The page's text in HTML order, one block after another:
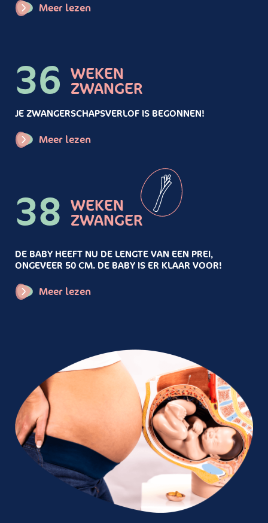
Meer lezen
36 WEKEN
ZWANGER
JE ZWANGERSCHAPSVERLOF IS BEGONNEN!
Meer lezen
38 WEKEN
ZWANGER
DE BABY HEEFT NU DE LENGTE VAN EEN PREI,
ONGEVEER 50 CM. DE BABY IS ER KLAAR VOOR!
Meer lezen